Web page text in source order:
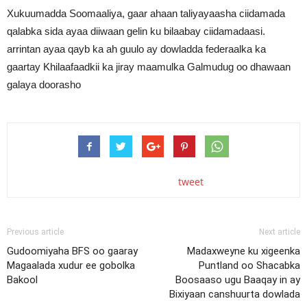
Xukuumadda Soomaaliya, gaar ahaan taliyayaasha ciidamada
qalabka sida ayaa diiwaan gelin ku bilaabay ciidamadaasi.
arrintan ayaa qayb ka ah guulo ay dowladda federaalka ka
gaartay Khilaafaadkii ka jiray maamulka Galmudug oo dhawaan
galaya doorasho
tweet
Previous article
Gudoomiyaha BFS oo gaaray
Magaalada xudur ee gobolka
Bakool
Next article
Madaxweyne ku xigeenka
Puntland oo Shacabka
Boosaaso ugu Baaqay in ay
Bixiyaan canshuurta dowlada